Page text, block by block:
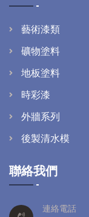
藝術漆類
礦物塗料
地板塗料
時彩漆
外牆系列
後製清水模
聯絡我們
連絡電話